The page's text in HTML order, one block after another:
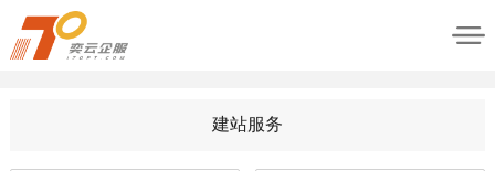
建站服务